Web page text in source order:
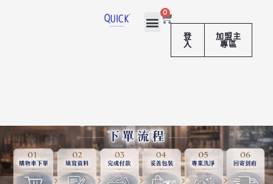
0
物
籃登
入
加盟主
專區